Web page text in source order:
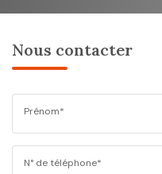
Nous contacter
Prénom*
N° de téléphone*